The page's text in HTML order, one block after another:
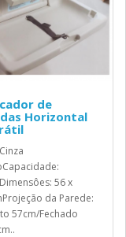
de
Horizontal
56 x
da Parede:
57cm/Fechado